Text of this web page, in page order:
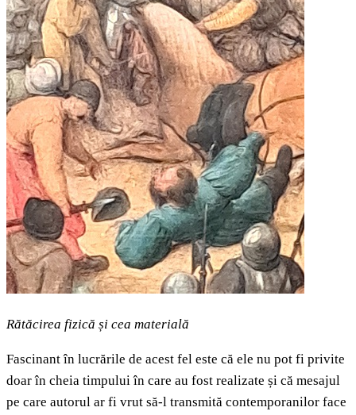
Rătăcirea fizică și cea materială
Fascinant în lucrările de acest fel este că ele nu pot fi privite
doar în cheia timpului în care au fost realizate și că mesajul
pe care autorul ar fi vrut să-l transmită contemporanilor face